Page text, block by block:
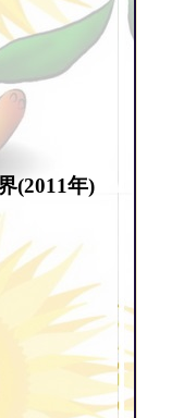
(2011年)